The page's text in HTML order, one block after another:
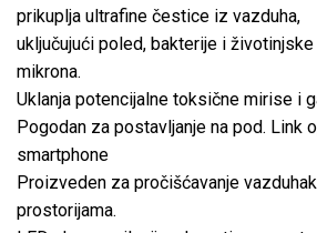
prikuplja ultrafine čestice iz vazduha,
uključujući poled, bakterije i
mikrona.
Uklanja potencijalne toksične mirise i
Pogodan za postavljanje na pod. Link
smartphone
Proizveden za pročišćavanje
prostorijama.